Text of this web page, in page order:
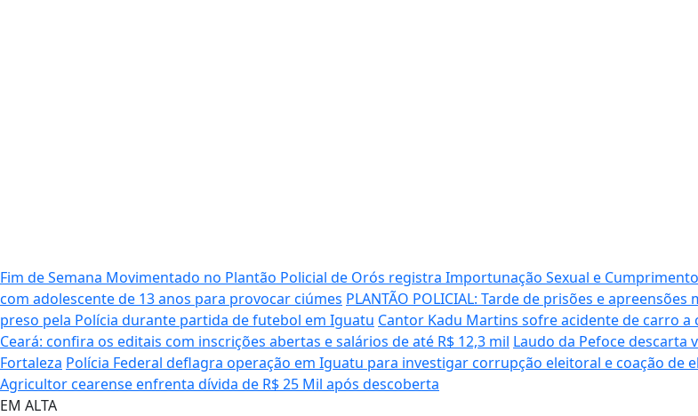
Fim de Semana Movimentado no Plantão Policial de Orós registra Importunação Sexual e
com adolescente de 13 anos para provocar ciúmes PLANTÃO POLICIAL: Tarde de prisões e
preso pela Polícia durante partida de futebol em Iguatu Cantor Kadu Martins sofre acidente de carro
Ceará: confira os editais com inscrições abertas e salários de até R$ 12,3 mil Laudo da Pefoce descarta
Fortaleza Polícia Federal deflagra operação em Iguatu para investigar corrupção eleitoral e coação de
Agricultor cearense enfrenta dívida de R$ 25 Mil após descoberta
EM ALTA